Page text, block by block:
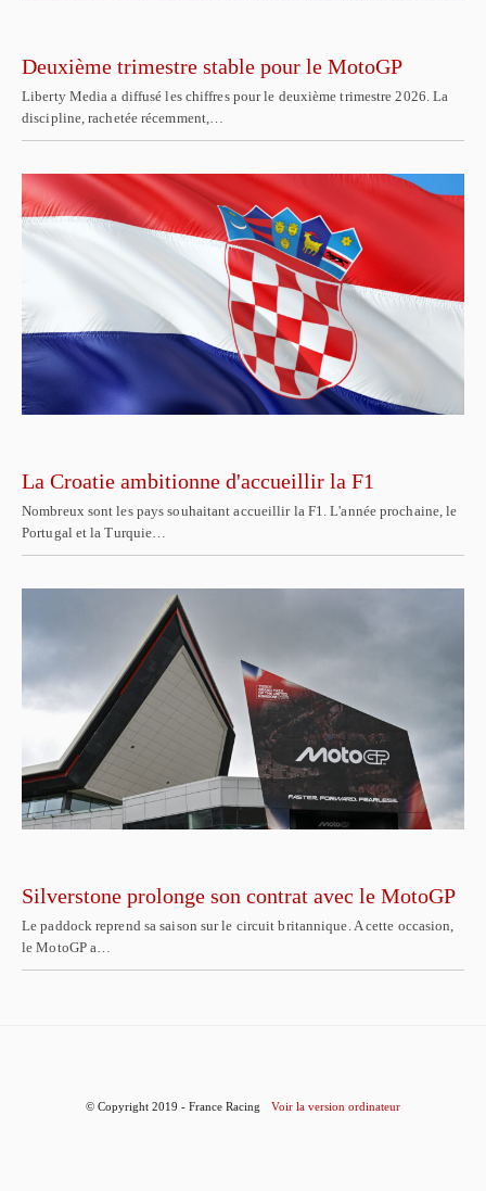
Deuxième trimestre stable pour le MotoGP
Liberty Media a diffusé les chiffres pour le deuxième trimestre 2026. La
discipline, rachetée récemment,…
La Croatie ambitionne d'accueillir la F1
Nombreux sont les pays souhaitant accueillir la F1. L'année prochaine, le
Portugal et la Turquie…
Silverstone prolonge son contrat avec le MotoGP
Le paddock reprend sa saison sur le circuit britannique. A cette occasion,
le MotoGP a…
© Copyright 2019 - France Racing Voir la version ordinateur